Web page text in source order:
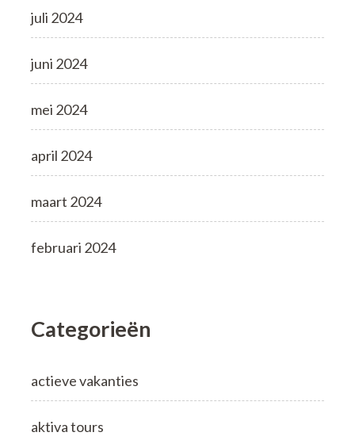
juli 2024
juni 2024
mei 2024
april 2024
maart 2024
februari 2024
Categorieën
actieve vakanties
aktiva tours